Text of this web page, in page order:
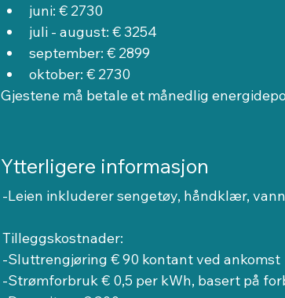
juni: € 2730
juli - august: € 3254
september: € 2899
oktober: € 2730
Gjestene må betale et månedlig
Ytterligere informasjon
-Leien inkluderer sengetøy, håndklær,
Tilleggskostnader:
-Sluttrengjøring € 90 kontant ved ankomst
-Strømforbruk € 0,5 per kWh, basert på